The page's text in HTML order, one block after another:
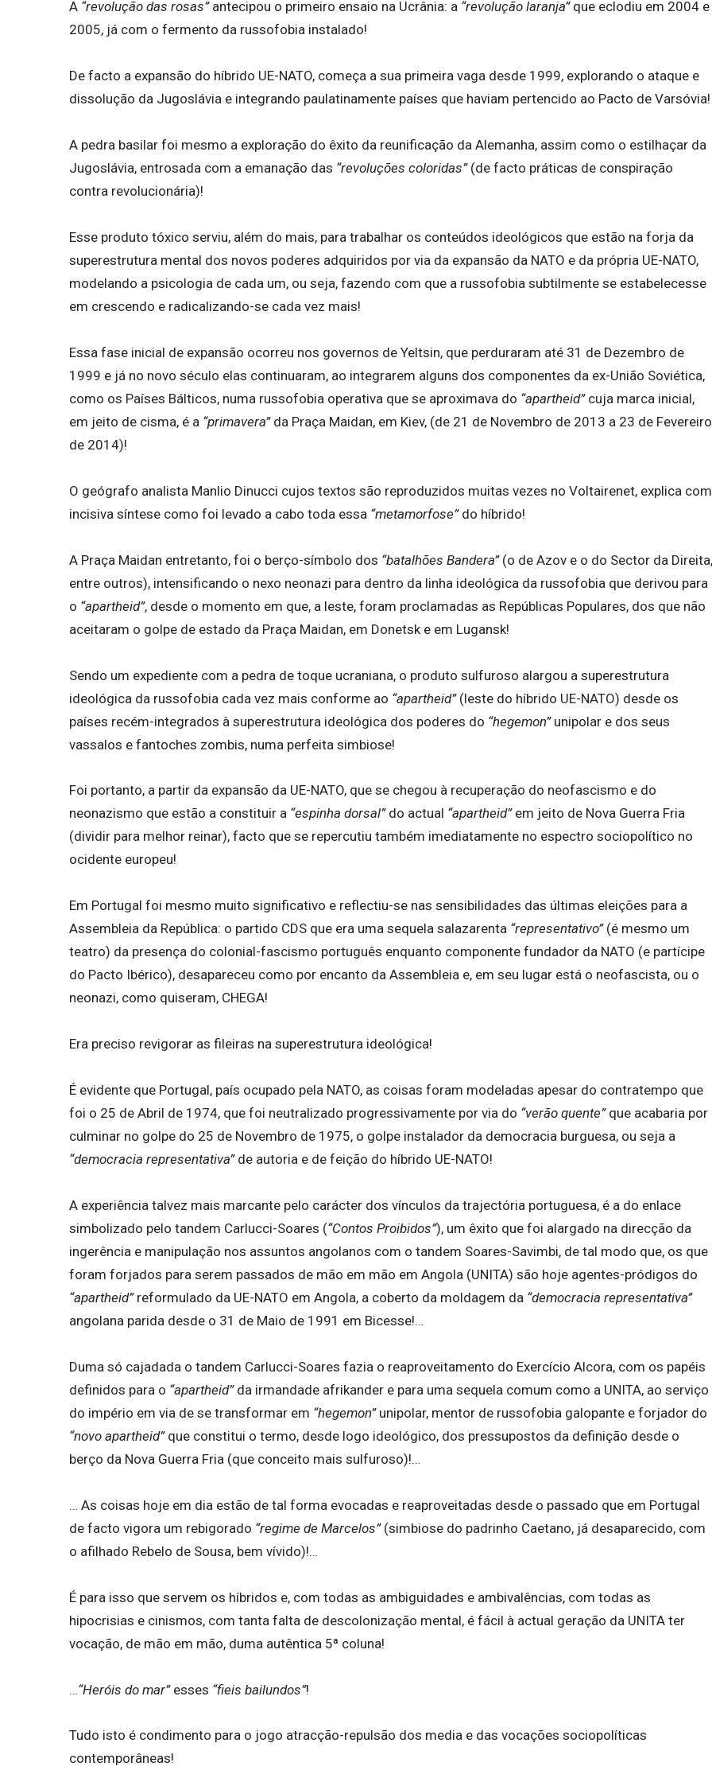
A “revolução das rosas”antecipou o primeiro ensaio na Ucrânia: a “revolução laranja”que eclodiu em 2004 e
2005, já com o fermento da russofobia instalado!
De facto a expansão do híbrido UE-NATO, começa a sua primeira vaga desde 1999, explorando o ataque e
dissolução da Jugoslávia e integrando paulatinamente países que haviam pertencido ao Pacto de Varsóvia!
A pedra basilar foi mesmo a exploração do êxito da reunificação da Alemanha, assim como o estilhaçar da
Jugoslávia, entrosada com a emanação das “revoluções coloridas”(de facto práticas de conspiração
contra revolucionária)!
Esse produto tóxico serviu, além do mais, para trabalhar os conteúdos ideológicos que estão na forja da
superestrutura mental dos novos poderes adquiridos por via da expansão da NATO e da própria UE-NATO,
modelando a psicologia de cada um, ou seja, fazendo com que a russofobia subtilmente se estabelecesse
em crescendo e radicalizando-se cada vez mais!
Essa fase inicial de expansão ocorreu nos governos de Yeltsin, que perduraram até 31 de Dezembro de
1999 e já no novo século elas continuaram, ao integrarem alguns dos componentes da ex-União Soviética,
como os Países Bálticos, numa russofobia operativa que se aproximava do “apartheid”cuja marca inicial,
em jeito de cisma, é a “primavera”da Praça Maidan, em Kiev, (de 21 de Novembro de 2013 a 23 de Fevereiro
de 2014)!
O geógrafo analista Manlio Dinucci cujos textos são reproduzidos muitas vezes no Voltairenet, explica com
incisiva síntese como foi levado a cabo toda essa “metamorfose”do híbrido!
A Praça Maidan entretanto, foi o berço-símbolo dos “batalhões Bandera”(o de Azov e o do Sector da Direita,
entre outros), intensificando o nexo neonazi para dentro da linha ideológica da russofobia que derivou para
o “apartheid”, desde o momento em que, a leste, foram proclamadas as Repúblicas Populares, dos que não
aceitaram o golpe de estado da Praça Maidan, em Donetsk e em Lugansk!
Sendo um expediente com a pedra de toque ucraniana, o produto sulfuroso alargou a superestrutura
ideológica da russofobia cada vez mais conforme ao “apartheid”(leste do híbrido UE-NATO) desde os
países recém-integrados à superestrutura ideológica dos poderes do “hegemon”unipolar e dos seus
vassalos e fantoches zombis, numa perfeita simbiose!
Foi portanto, a partir da expansão da UE-NATO, que se chegou à recuperação do neofascismo e do
neonazismo que estão a constituir a “espinha dorsal”do actual “apartheid”em jeito de Nova Guerra Fria
(dividir para melhor reinar), facto que se repercutiu também imediatamente no espectro sociopolítico no
ocidente europeu!
Em Portugal foi mesmo muito significativo e reflectiu-se nas sensibilidades das últimas eleições para a
Assembleia da República: o partido CDS que era uma sequela salazarenta “representativo”(é mesmo um
teatro) da presença do colonial-fascismo português enquanto componente fundador da NATO (e partícipe
do Pacto Ibérico), desapareceu como por encanto da Assembleia e, em seu lugar está o neofascista, ou o
neonazi, como quiseram, CHEGA!
Era preciso revigorar as fileiras na superestrutura ideológica!
É evidente que Portugal, país ocupado pela NATO, as coisas foram modeladas apesar do contratempo que
foi o 25 de Abril de 1974, que foi neutralizado progressivamente por via do “verão quente”que acabaria por
culminar no golpe do 25 de Novembro de 1975, o golpe instalador da democracia burguesa, ou seja a
“democracia representativa” de autoria e de feição do híbrido UE-NATO!
A experiência talvez mais marcante pelo carácter dos vínculos da trajectória portuguesa, é a do enlace
simbolizado pelo tandem Carlucci-Soares (“Contos Proibidos”), um êxito que foi alargado na direcção da
ingerência e manipulação nos assuntos angolanos com o tandem Soares-Savimbi, de tal modo que, os que
foram forjados para serem passados de mão em mão em Angola (UNITA) são hoje agentes-pródigos do
“apartheid”reformulado da UE-NATO em Angola, a coberto da moldagem da “democracia representativa”
angolana parida desde o 31 de Maio de 1991 em Bicesse!…
Duma só cajadada o tandem Carlucci-Soares fazia o reaproveitamento do Exercício Alcora, com os papéis
definidos para o “apartheid”da irmandade afrikander e para uma sequela comum como a UNITA, ao serviço
do império em via de se transformar em “hegemon”unipolar, mentor de russofobia galopante e forjador do
“novo apartheid”que constitui o termo, desde logo ideológico, dos pressupostos da definição desde o
berço da Nova Guerra Fria (que conceito mais sulfuroso)!…
… As coisas hoje em dia estão de tal forma evocadas e reaproveitadas desde o passado que em Portugal
de facto vigora um rebigorado “regime de Marcelos”(simbiose do padrinho Caetano, já desaparecido, com
o afilhado Rebelo de Sousa, bem vívido)!…
É para isso que servem os híbridos e, com todas as ambiguidades e ambivalências, com todas as
hipocrisias e cinismos, com tanta falta de descolonização mental, é fácil à actual geração da UNITA ter
vocação, de mão em mão, duma autêntica 5ª coluna!
…“Heróis do mar”esses “fieis bailundos”!
Tudo isto é condimento para o jogo atracção-repulsão dos media e das vocações sociopolíticas
contemporâneas!